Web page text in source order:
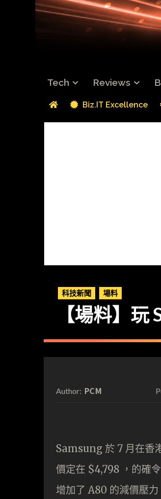
Tech Reviews
Biz.IT Excellence
科技新聞 場料
【場料】
Author: PCM
Samsung 於 7 月在香
價定在 $4,798 ，的確
增加了 A80 的減價壓